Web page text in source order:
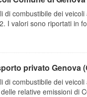
di combustibile dei
I valori sono riportati in
privato Genova
di combustibile dei
relative emissioni di